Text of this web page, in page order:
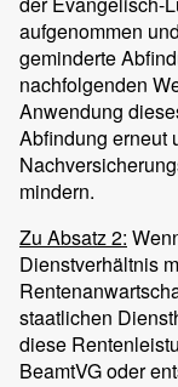
aufgenommen
geminderte
nachfolgenden
Anwendung
Abfindung erneut
mindern.
Zu Absatz 2:
Dienstverhältnis
staatlichen
diese
BeamtVG oder